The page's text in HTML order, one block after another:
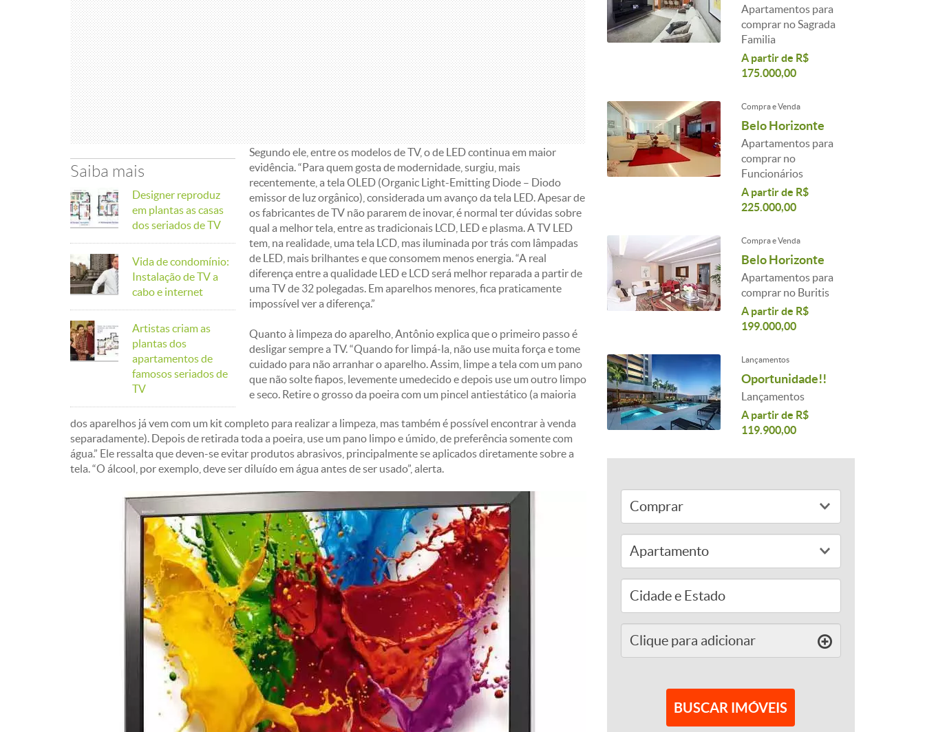
Saiba mais
Designer reproduz
em plantas as casas
dos seriados de TV
Vida de condomínio:
Instalação de TV a
cabo e internet
Artistas criam as
plantas dos
apartamentos de
famosos seriados de
TV
Segundo ele, entre os modelos de TV, o de LED continua em maior
evidência. “Para quem gosta de modernidade, surgiu, mais
recentemente, a tela OLED (Organic Light-Emitting Diode – Diodo
emissor de luz orgânico), considerada um avanço da tela LED. Apesar de
os fabricantes de TV não pararem de inovar, é normal ter dúvidas sobre
qual a melhor tela, entre as tradicionais LCD, LED e plasma. A TV LED
tem, na realidade, uma tela LCD, mas iluminada por trás com lâmpadas
de LED, mais brilhantes e que consomem menos energia. “A real
diferença entre a qualidade LED e LCD será melhor reparada a partir de
uma TV de 32 polegadas. Em aparelhos menores, fica praticamente
impossível ver a diferença.”
Quanto à limpeza do aparelho, Antônio explica que o primeiro passo é
desligar sempre a TV. “Quando for limpá-la, não use muita força e tome
cuidado para não arranhar o aparelho. Assim, limpe a tela com um pano
que não solte fiapos, levemente umedecido e depois use um outro limpo
e seco. Retire o grosso da poeira com um pincel antiestático (a maioria
dos aparelhos já vem com um kit completo para realizar a limpeza, mas também é possível encontrar à venda
separadamente). Depois de retirada toda a poeira, use um pano limpo e úmido, de preferência somente com
água.” Ele ressalta que deven-se evitar produtos abrasivos, principalmente se aplicados diretamente sobre a
tela. “O álcool, por exemplo, deve ser diluído em água antes de ser usado”, alerta.
Apartamentos para
comprar no Sagrada
Familia
A partir de R$
175.000,00
Compra e Venda
Belo Horizonte
Apartamentos para
comprar no
Funcionários
A partir de R$
225.000,00
Compra e Venda
Belo Horizonte
Apartamentos para
comprar no Buritis
A partir de R$
199.000,00
Lançamentos
Oportunidade!!
Lançamentos
A partir de R$
119.900,00
Clique para adicionar